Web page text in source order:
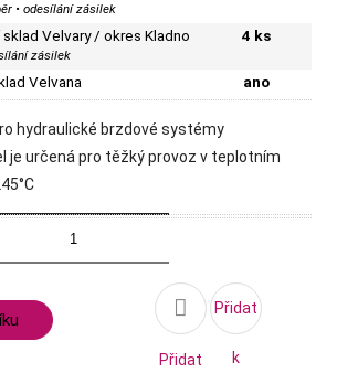
• odesílání zásilek
sklad Velvary / okres Kladno
zásilek
4 ks
Velvana ano
hydraulické brzdové systémy
je určená pro těžký provoz v teplotním

Přidat
Přidat
k